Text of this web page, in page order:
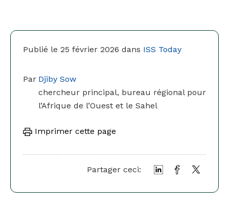
Publié le 25 février 2026 dans ISS Today
Par Djiby Sow
chercheur principal, bureau régional pour
l’Afrique de l’Ouest et le Sahel
Imprimer cette page
Partager ceci: